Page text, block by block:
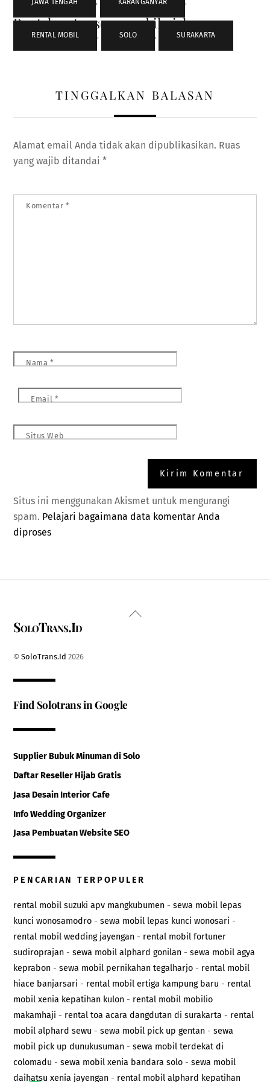
JAWA TENGAH , KARANGANYAR ,
RENTAL MOBIL , SOLO , SURAKARTA
Rental carter sewa mobil pick up
terdekat
TINGGALKAN BALASAN
Alamat email Anda tidak akan dipublikasikan. Ruas
yang wajib ditandai*
Komentar*
Nama *
Email *
Situs Web
Situs ini menggunakan Akismet untuk mengurangi
spam. Pelajari bagaimana data komentar Anda
diproses
Back
SoloTrans.Id
©SoloTrans.Id 2026
Find Solotrans in Google
Supplier Bubuk Minuman di Solo
Daftar Reseller Hijab Gratis
Jasa Desain Interior Cafe
Info Wedding Organizer
Jasa Pembuatan Website SEO
PENCARIAN TERPOPULER
rental mobil suzuki apv mangkubumen -sewa mobil lepas
kunci wonosamodro -sewa mobil lepas kunci wonosari -
rental mobil wedding jayengan - rental mobil fortuner
sudiroprajan -sewa mobil alphard gonilan -sewa mobil agya
keprabon -sewa mobil pernikahan tegalharjo - rental mobil
hiace banjarsari - rental mobil ertiga kampung baru - rental
mobil xenia kepatihan kulon - rental mobil mobilio
makamhaji - rental toa acara dangdutan di surakarta - rental
mobil alphard sewu -sewa mobil pick up gentan -sewa
mobil pick up dunukusuman -sewa mobil terdekat di
colomadu -sewa mobil xenia bandara solo -sewa mobil
daihatsu xenia jayengan - rental mobil alphard kepatihan